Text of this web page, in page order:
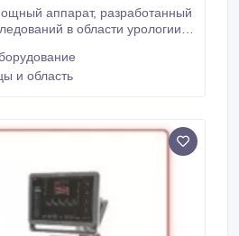
разработанный
в области урологии,
визуализации. Высокое
и надёжность работы MyLab
высококлассный
и область